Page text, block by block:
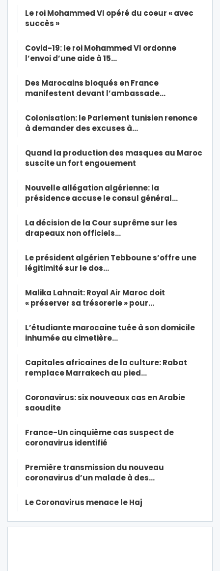
Le roi Mohammed VI opéré du coeur « avec
succès »
Covid-19: le roi Mohammed VI ordonne
l’envoi d’une aide à 15…
Des Marocains bloqués en France
manifestent devant l’ambassade…
Colonisation: le Parlement tunisien renonce
à demander des excuses à…
Quand la production des masques au Maroc
suscite un fort engouement
Nouvelle allégation algérienne: la
présidence accuse le consul général…
La décision de la Cour suprême sur les
drapeaux non officiels…
Le président algérien Tebboune s’offre une
légitimité sur le dos…
Malika Lahnait: Royal Air Maroc doit
« préserver sa trésorerie » pour…
L’étudiante marocaine tuée à son domicile
inhumée au cimetière…
Capitales africaines de la culture: Rabat
remplace Marrakech au pied…
Coronavirus: six nouveaux cas en Arabie
saoudite
France-Un cinquième cas suspect de
coronavirus identifié
Première transmission du nouveau
coronavirus d’un malade à des…
Le Coronavirus menace le Haj